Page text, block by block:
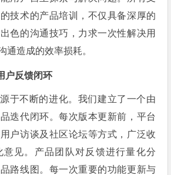
技术的产品培训，不仅具备深厚的
色的沟通技巧，力求一次性解决用
通造成的效率损耗。
户反馈闭环
于不断的进化。我们建立了一个由
迭代闭环。每次版本更新前，平台
户访谈及社区论坛等方式，广泛收
意见。产品团队对反馈进行量化分
路线图。每一次重要的功能更新与